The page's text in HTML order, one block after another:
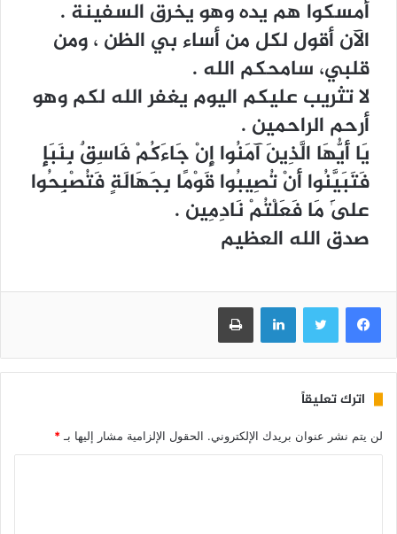
ﺃﻣﺴﻜﻮﺍ ﻫﻢ ﻳﺪﻩ ﻭﻫﻮ ﻳﺨﺮﻕ ﺍﻟﺴﻔﻴﻨﺔ .
ﺍﻵﻥ ﺃﻗﻮﻝ ﻟﻜﻞ ﻣﻦ ﺃﺳﺎﺀ ﺑﻲ ﺍﻟﻈﻦ ، ﻭﻣﻦ
ﻗﻠﺒﻲ، ﺳﺎﻣﺤﻜﻢ ﺍﻟﻠﻪ .
ﻻ ﺗﺜﺮﻳﺐ ﻋﻠﻴﻜﻢ ﺍﻟﻴﻮﻡ ﻳﻐﻔﺮ ﺍﻟﻠﻪ ﻟﻜﻢ ﻭﻫﻮ
ﺃﺭﺣﻢ ﺍﻟﺮﺍﺣﻤﻴﻦ .
ﻳَﺎ ﺃَﻳُّﻬَﺎ ﺍﻟَّﺬِﻳﻦَ ﺁﻣَﻨُﻮﺍ ﺇِﻥْ ﺟَﺎﺀَﻛُﻢْ ﻓَﺎﺳِﻖٌ ﺑِﻨَﺒَﺈٍ
ﻓَﺘَﺒَﻴَّﻨُﻮﺍ ﺃَﻥْ ﺗُﺼِﻴﺒُﻮﺍ ﻗَﻮْﻣًﺎ ﺑِﺠَﻬَﺎﻟَﺔٍ ﻓَﺘُﺼْﺒِﺤُﻮﺍ
ﻋَﻠَﻰٰ ﻣَﺎ ﻓَﻌَﻠْﺘُﻢْ ﻧَﺎﺩِﻣِﻴﻦ .
ﺻﺪﻕ ﺍﻟﻠﻪ ﺍﻟﻌﻈﻴﻢ
فيسبوك تويتر لينكدإن طباعة
اترك تعليقاً
لن يتم نشر عنوان بريدك الإلكتروني. الحقول الإلزامية مشار إليها بـ *